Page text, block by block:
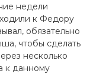
недели
к Федору
обязательно
чтобы сделать
несколько
к данному